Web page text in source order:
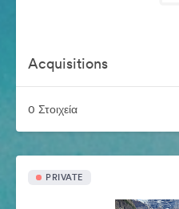
Acquisitions
0 Στοιχεία
PRIVATE